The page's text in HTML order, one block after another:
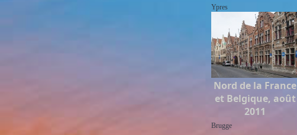
Ypres
Nord de la France
et Belgique, août
2011
Brugge